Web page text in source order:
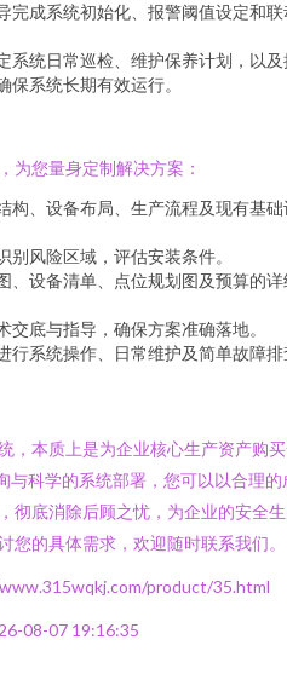
完成系统初始化、报警阈值设定和联
系统日常巡检、维护保养计划，以
系统长期有效运行。
为您量身定制解决方案：
构、设备布局、生产流程及现有基础
别风险区域，评估安装条件。
、设备清单、点位规划图及预算的详
交底与指导，确保方案准确落地。
行系统操作、日常维护及简单故障排
，本质上是为企业核心生产资产购
与科学的系统部署，您可以以合理的
彻底消除后顾之忧，为企业的安全
的具体需求，欢迎随时联系我们。
product/35.html
08-07 19:16:35